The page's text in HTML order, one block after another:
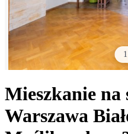
1
Mieszkanie na
Warszawa